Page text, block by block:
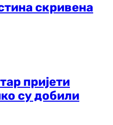
скривена
пријети
су добили